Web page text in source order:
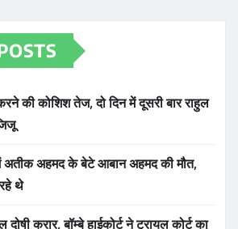
की कोशिश तेज, दो दिन में दूसरी बार राहुल
अहमद के बेटे आबान अहमद की मौत,
थे
करार, बॉम्बे हाईकोर्ट ने ट्रायल कोर्ट का